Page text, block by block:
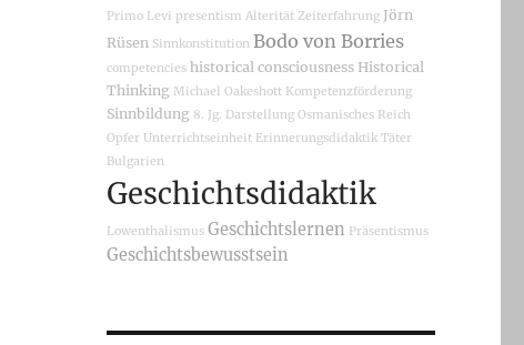
Primo Levi presentism Alterität Zeiterfahrung Jörn
Rüsen Sinnkonstitution Bodo von Borries
competencies historical consciousness Historical
Thinking Michael Oakeshott Kompetenzförderung
Sinnbildung 8. Jg. Darstellung Osmanisches Reich
Opfer Unterrichtseinheit Erinnerungsdidaktik Täter
Bulgarien
Geschichtsdidaktik
Lowenthalismus Geschichtslernen Präsentismus
Geschichtsbewusstsein